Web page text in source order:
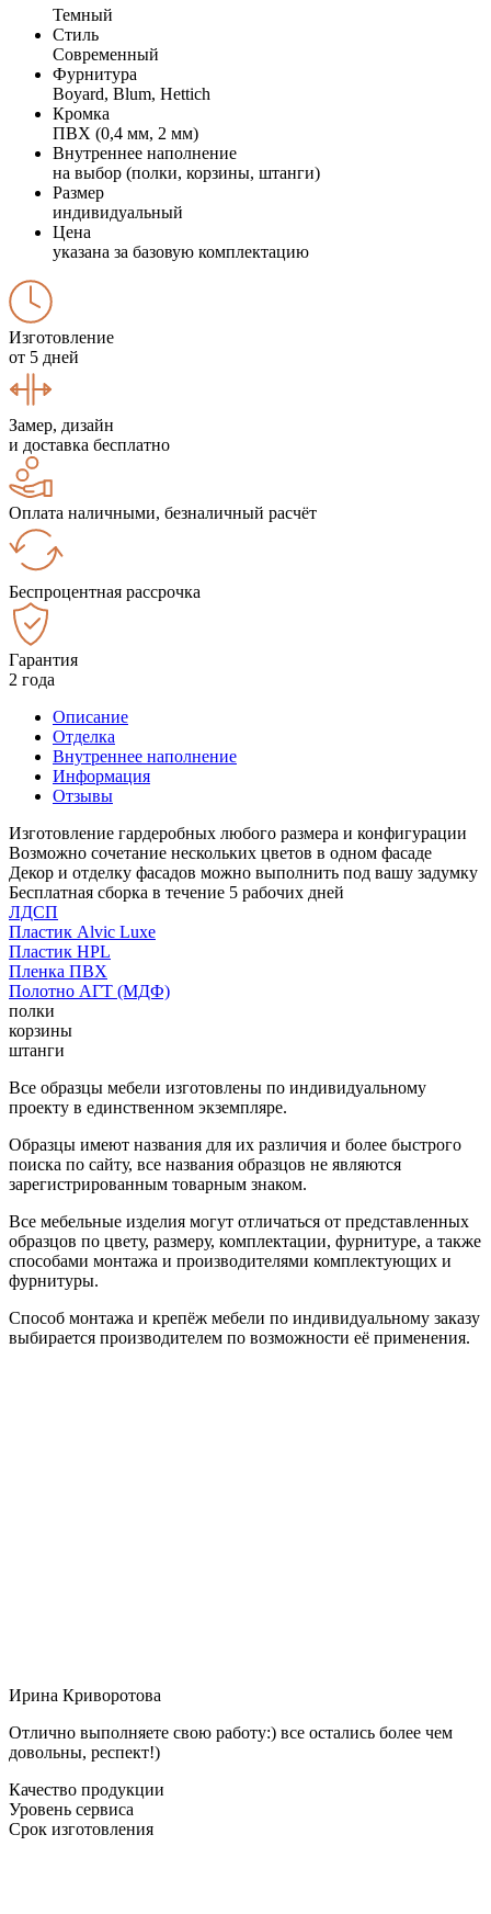
Темный
Стиль
Современный
Фурнитура
Boyard, Blum, Hettich
Кромка
ПВХ (0,4 мм, 2 мм)
Внутреннее наполнение
на выбор (полки, корзины, штанги)
Размер
индивидуальный
Цена
указана за базовую комплектацию
Изготовление
от 5 дней
Замер, дизайн
и доставка бесплатно
Оплата наличными, безналичный расчёт
Беспроцентная рассрочка
Гарантия
2 года
Описание
Отделка
Внутреннее наполнение
Информация
Отзывы
Изготовление гардеробных любого размера и конфигурации
Возможно сочетание нескольких цветов в одном фасаде
Декор и отделку фасадов можно выполнить под вашу задумку
Бесплатная сборка в течение 5 рабочих дней
ЛДСП
Пластик Alvic Luxe
Пластик HPL
Пленка ПВХ
Полотно АГТ (МДФ)
полки
корзины
штанги
Все образцы мебели изготовлены по индивидуальному
проекту в единственном экземпляре.
Образцы имеют названия для их различия и более быстрого
поиска по сайту, все названия образцов не являются
зарегистрированным товарным знаком.
Все мебельные изделия могут отличаться от представленных
образцов по цвету, размеру, комплектации, фурнитуре, а также
способами монтажа и производителями комплектующих и
фурнитуры.
Способ монтажа и крепёж мебели по индивидуальному заказу
выбирается производителем по возможности её применения.
Ирина Криворотова
Отлично выполняете свою работу:) все остались более чем
довольны, респект!)
Качество продукции
Уровень сервиса
Срок изготовления